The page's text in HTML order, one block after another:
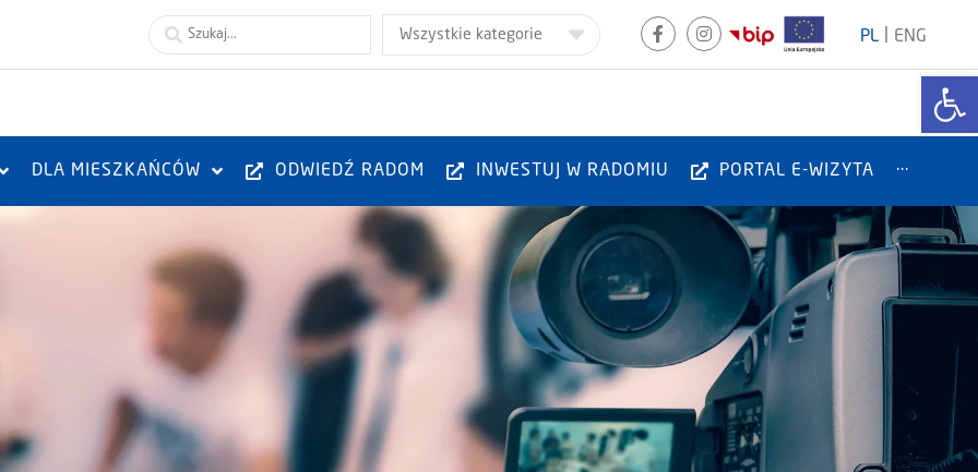
Wszystkie kategorie PL ENG
DLA MIESZKAŃCÓW ODWIEDŹ RADOM INWESTUJ W RADOMIU PORTAL E-WIZYTA ···